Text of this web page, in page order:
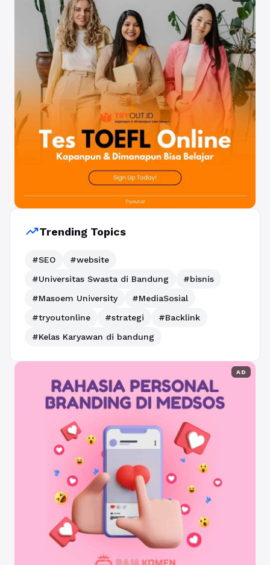
trending_upTrending Topics
#SEO
#website
#Universitas Swasta di Bandung
#bisnis
#Masoem University
#MediaSosial
#tryoutonline
#strategi
#Backlink
#Kelas Karyawan di bandung
AD